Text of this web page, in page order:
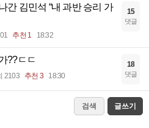
간 김민석 “내 과반 승리 가
추천 1 18:32
15
댓글
??ㄷㄷ
2103 추천 3 18:30
18
댓글
검색 글쓰기